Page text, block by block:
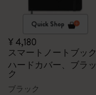
Quick Shop
¥ 4,180
スマートノートブック
ハードカバー、ブラッ
ク
ブラック